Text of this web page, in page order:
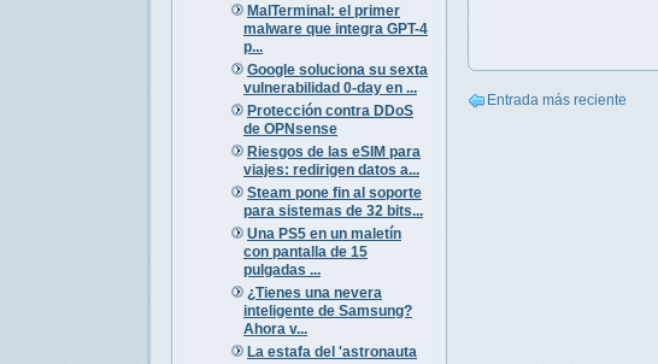
MalTerminal: el primer
malware que integra GPT-4
p...
Google soluciona su sexta
vulnerabilidad 0-day en ...
Protección contra DDoS
de OPNsense
Riesgos de las eSIM para
viajes: redirigen datos a...
Steam pone fin al soporte
para sistemas de 32 bits...
Una PS5 en un maletín
con pantalla de 15
pulgadas ...
¿Tienes una nevera
inteligente de Samsung?
Ahora v...
La estafa del 'astronauta
Entrada más reciente